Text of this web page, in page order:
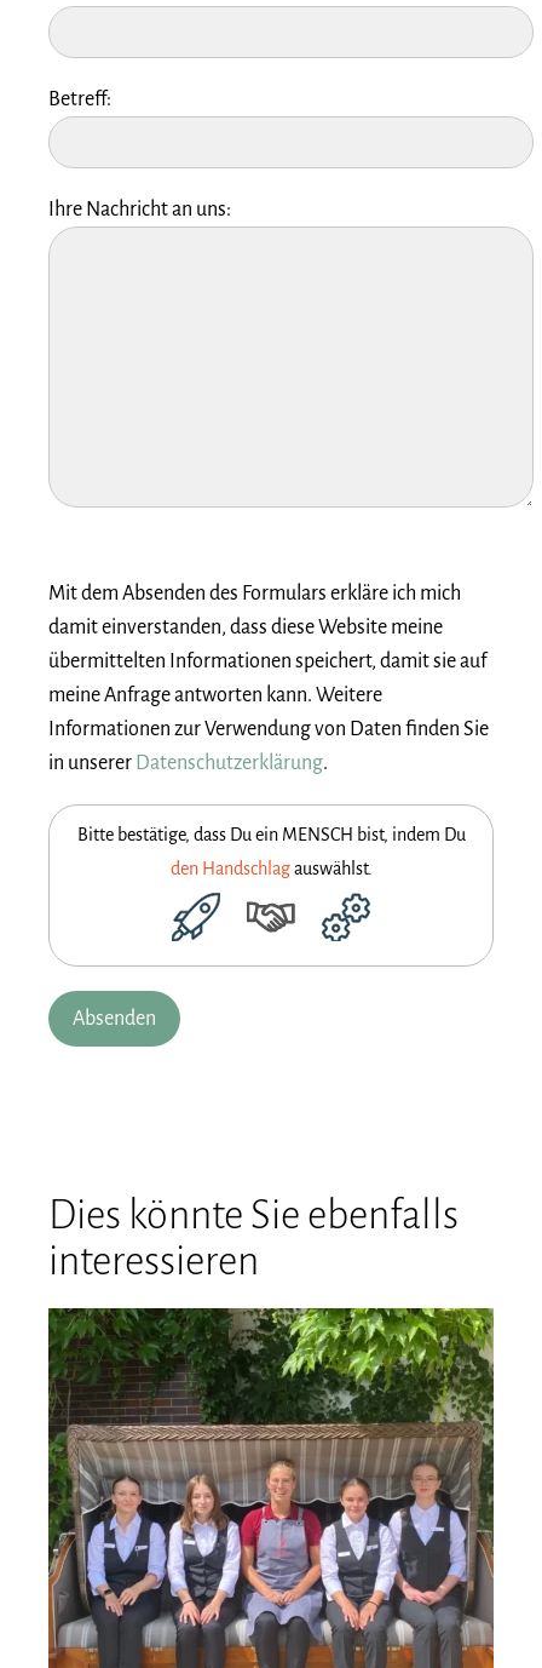
Betreff:
Ihre Nachricht an uns:
Mit dem Absenden des Formulars erkläre ich mich
damit einverstanden, dass diese Website meine
übermittelten Informationen speichert, damit sie auf
meine Anfrage antworten kann. Weitere
Informationen zur Verwendung von Daten finden Sie
in unserer Datenschutzerklärung.
Bitte bestätige, dass Du ein MENSCH bist, indem Du
den Handschlagauswählst.
r
n
t
i
v
e
:
Dies könnte Sie ebenfalls
interessieren